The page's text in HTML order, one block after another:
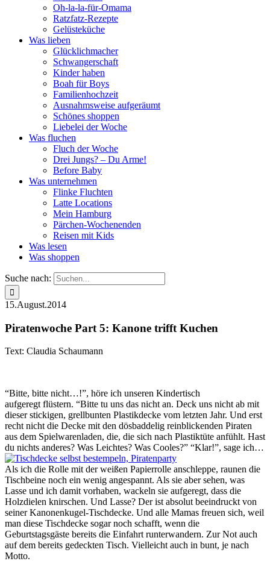
Oh-la-la-für-Omama
Ratzfatz-Rezepte
Gelüsteküche
Was lieben
Glücklichmacher
Schwangerschaft
Kinder haben
Boah für Boys
Familienhochzeit
Ausnahmsweise aufgeräumt
Schönes shoppen
Liebelei der Woche
Was fluchen
Fluch der Woche
Drei Jungs? – Du Arme!
Before Baby
Was unternehmen
Flinke Fluchten
Latte Locations
Mein Hamburg
Pärchen-Wochenenden
Reisen mit Kids
Was lesen
Was shoppen
Suche nach:
15.August.2014
Piratenwoche Part 5: Kanone trifft Kuchen
Text: Claudia Schaumann
“Bitte, bitte nicht…!”, höre ich unseren Kindertisch
aufgeregt flüstern. “Bitte tu uns das nicht an. Deck uns nicht ab mit
dieser stickigen, grellbunten Plastikdecke vom letzten Jahr. Und erst
recht nicht die Decke mit den dösbaddelig reinblickenden Piraten
aus dem Spielwarenladen, die, die sich nach Plastiktüte anfühlt. Hast
du nichts anderes? Was Leichtes? Was Cooles?” “Klar!”, sage ich…
Als ich die Rolle mit der weißen Papierrolle anschleppe, raunen die
Tischbeine noch ein wenig angespannt. Als sie aber sehen, was
Lasse und ich damit vorhaben, wackeln sie aufgeregt, dass die
Holzdielen knirschen. Und Lasse? Der ist absolut beeindruckt von
seiner Kanonenkugel-Tischdecke. Und alle Mamas freuen sich, weil
man diese Tischdecke sogar noch schafft, wenn die
Geburtstagsgäste bereits die Einfahrt runterwandern. Zur Not auch
auf dem bereits gedeckten Tisch. Vielleicht auch in bunt, je nach
Motto.